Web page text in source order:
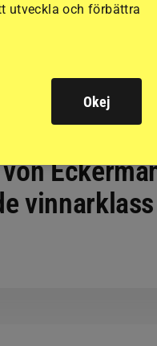
HOPPNING
vinnarklass
utveckla och förbättra
Okej